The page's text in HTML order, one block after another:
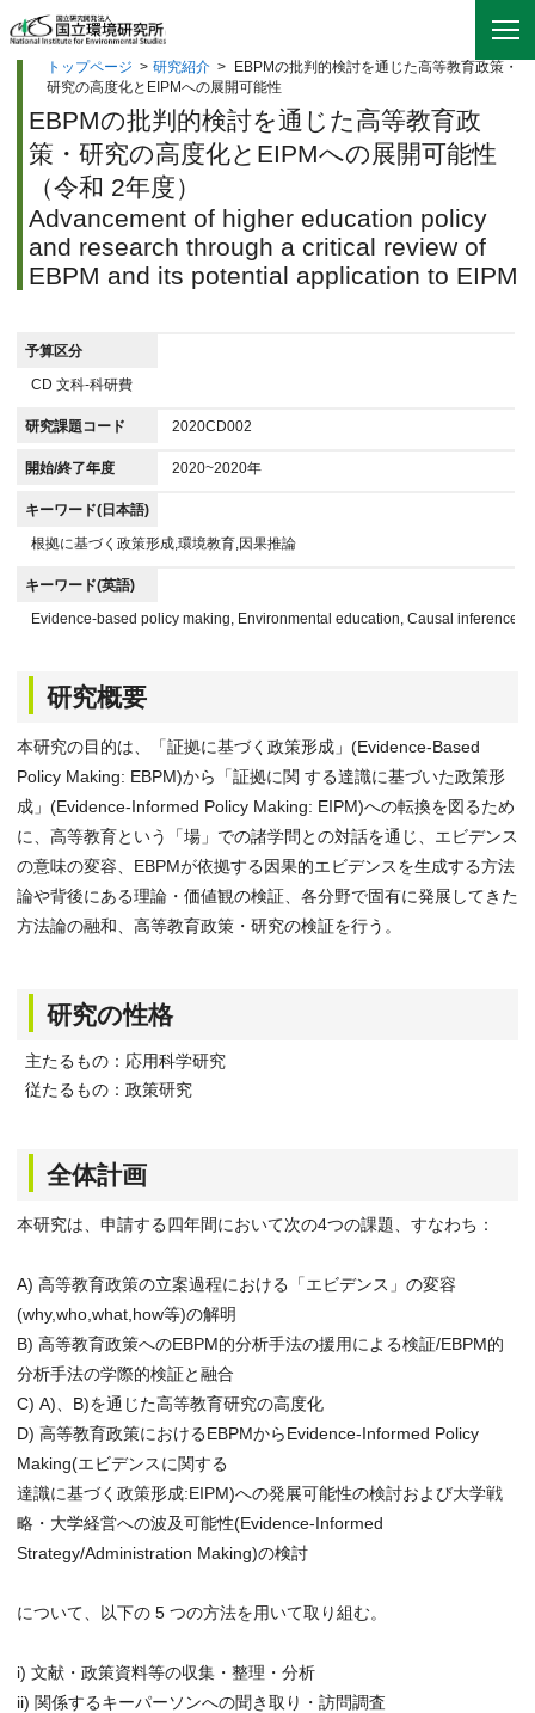
トップページ > 研究紹介 >
EBPMの批判的検討を通じた高等教育政策・
研究の高度化とEIPMへの展開可能性
EBPMの批判的検討を通じた高等教育政
策・研究の高度化とEIPMへの展開可能性
（令和 2年度）
Advancement of higher education policy
and research through a critical review of
EBPM and its potential application to EIPM
予算区分
CD 文科-科研費
研究課題コード 2020CD002
開始/終了年度 2020~2020年
キーワード(日本語)
根拠に基づく政策形成,環境教育,因果推論
キーワード(英語)
Evidence-based policy making, Environmental education, Causal inference
研究概要
本研究の目的は、「証拠に基づく政策形成」(Evidence-Based
Policy Making: EBPM)から「証拠に関 する達識に基づいた政策形
成」(Evidence-Informed Policy Making: EIPM)への転換を図るため
に、高等教育という「場」での諸学問との対話を通じ、エビデンス
の意味の変容、EBPMが依拠する因果的エビデンスを生成する方法
論や背後にある理論・価値観の検証、各分野で固有に発展してきた
方法論の融和、高等教育政策・研究の検証を行う。
研究の性格
主たるもの：応用科学研究
従たるもの：政策研究
全体計画
本研究は、申請する四年間において次の4つの課題、すなわち：
A) 高等教育政策の立案過程における「エビデンス」の変容
(why,who,what,how等)の解明
B) 高等教育政策へのEBPM的分析手法の援用による検証/EBPM的
分析手法の学際的検証と融合
C) A)、B)を通じた高等教育研究の高度化
D) 高等教育政策におけるEBPMからEvidence-Informed Policy
Making(エビデンスに関する
達識に基づく政策形成:EIPM)への発展可能性の検討および大学戦
略・大学経営への波及可能性(Evidence-Informed
Strategy/Administration Making)の検討
について、以下の 5 つの方法を用いて取り組む。
i) 文献・政策資料等の収集・整理・分析
ii) 関係するキーパーソンへの聞き取り・訪問調査